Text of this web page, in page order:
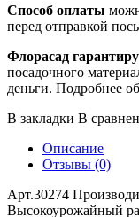
Способ оплаты
перед отправкой
Флорасад
посадочного
деньги. Подробнее
В закладки В
Описание
Отзывы (0)
Арт.30274
Высокоурожайный